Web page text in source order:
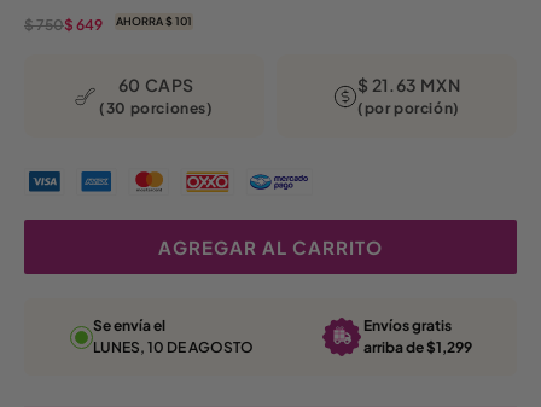
Precio
$ 750
Precio
$ 649 AHORRA $ 101
60 CAPS
(30 porciones)
$ 21.63 MXN
(por porción)
AGREGAR AL CARRITO
Se envía el
LUNES, 10 DE AGOSTO
Envíos gratis
arriba de $1,299